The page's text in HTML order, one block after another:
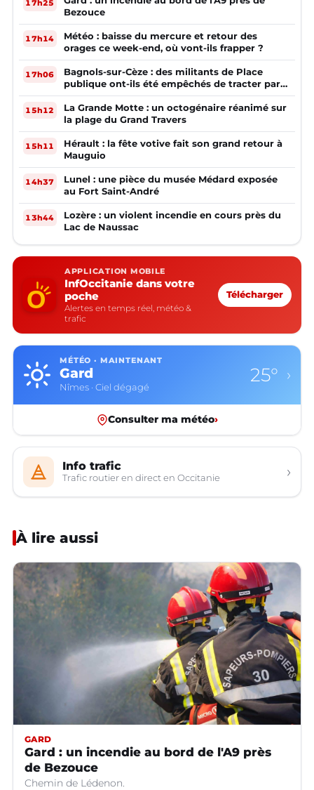
17h25
Bezouce
17h14
Météo : baisse du mercure et retour des
orages ce week-end, où vont-ils frapper ?
17h06
Bagnols-sur-Cèze : des militants de Place
publique ont-ils été empêchés de tracter par
la mairie ?
15h12
La Grande Motte : un octogénaire réanimé sur
la plage du Grand Travers
15h11
Hérault : la fête votive fait son grand retour à
Mauguio
14h37
Lunel : une pièce du musée Médard exposée
au Fort Saint-André
13h44
Lozère : un violent incendie en cours près du
Lac de Naussac
APPLICATION MOBILE
InfOccitanie dans votre
poche
Alertes en temps réel, météo &
trafic
Télécharger
MÉTÉO · MAINTENANT
Gard
Nîmes · Ciel dégagé
25° ›
Consulter ma météo›
Info trafic
Trafic routier en direct en Occitanie ›
À lire aussi
GARD
Gard : un incendie au bord de l'A9 près
de Bezouce
Chemin de Lédenon.